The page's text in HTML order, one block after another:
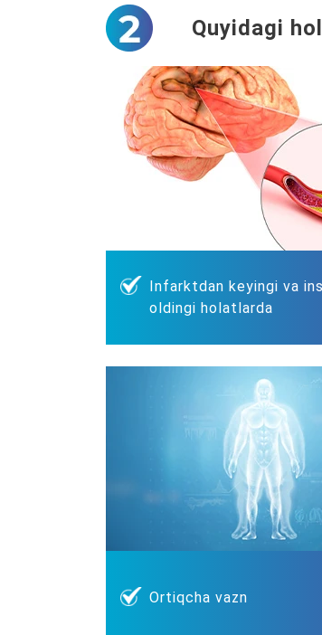
Quyidagi
Infarktdan keyingi va
oldingi holatlarda
Ortiqcha vazn